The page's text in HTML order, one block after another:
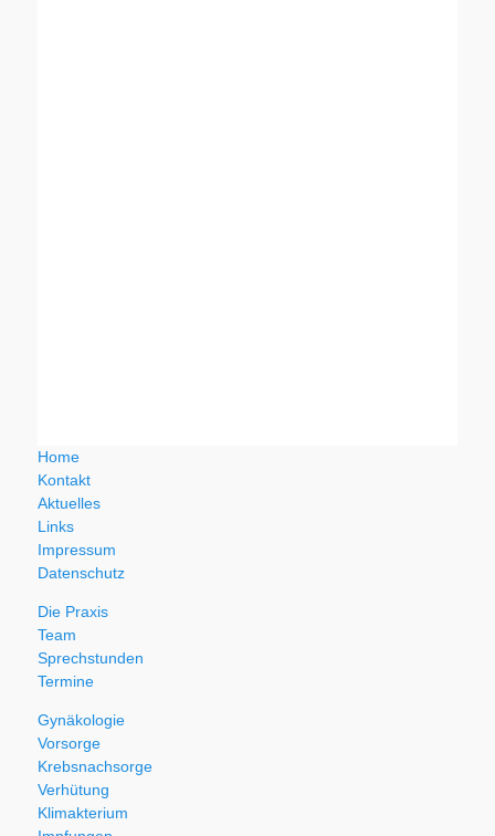
Home
Kontakt
Aktuelles
Links
Impressum
Datenschutz
Die Praxis
Team
Sprechstunden
Termine
Gynäkologie
Vorsorge
Krebsnachsorge
Verhütung
Klimakterium